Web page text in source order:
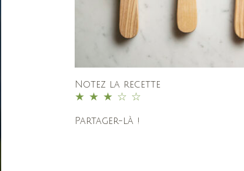
Notez la recette
1
2 3 4 5
Partager-là !